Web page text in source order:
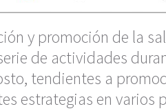
y promoción de la
de actividades
tendientes a
estrategias en varios